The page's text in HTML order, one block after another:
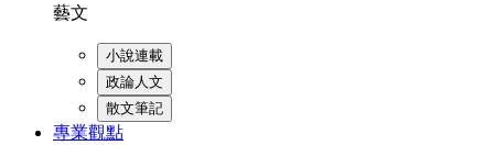
藝文
小說連載
政論人文
散文筆記
專業觀點